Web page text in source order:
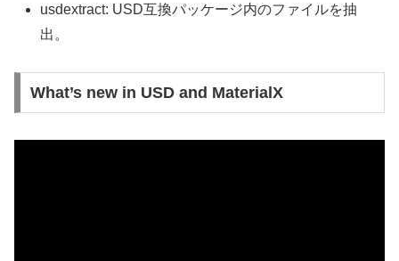
usdextract: USD互換パッケージ内のファイルを抽
出。
What’s new in USD and MaterialX